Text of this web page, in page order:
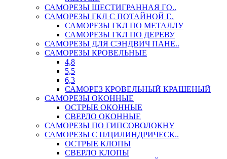
САМОРЕЗЫ ШЕСТИГРАННАЯ ГО..
САМОРЕЗЫ ГКЛ С ПОТАЙНОЙ Г..
САМОРЕЗЫ ГКЛ ПО МЕТАЛЛУ
САМОРЕЗЫ ГКЛ ПО ДЕРЕВУ
САМОРЕЗЫ ДЛЯ СЭНДВИЧ ПАНЕ..
САМОРЕЗЫ КРОВЕЛЬНЫЕ
4,8
5,5
6,3
САМОРЕЗ КРОВЕЛЬНЫЙ КРАШЕНЫЙ
САМОРЕЗЫ ОКОННЫЕ
ОСТРЫЕ ОКОННЫЕ
СВЕРЛО ОКОННЫЕ
САМОРЕЗЫ ПО ГИПСОВОЛОКНУ
САМОРЕЗЫ С П/ЦИЛИНДРИЧЕСК..
ОСТРЫЕ КЛОПЫ
СВЕРЛО КЛОПЫ